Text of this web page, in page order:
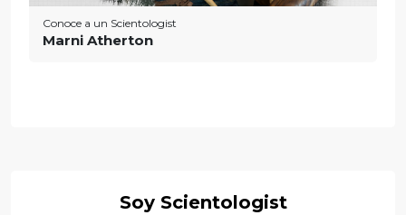
Conoce a un Scientologist
Marni Atherton
Soy Scientologist